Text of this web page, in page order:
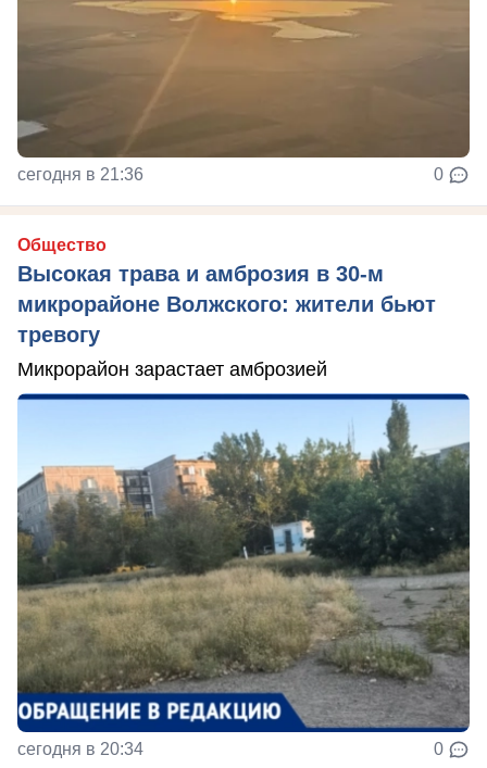
сегодня в 21:36 0
Общество
Высокая трава и амброзия в 30‑м
микрорайоне Волжского: жители бьют
тревогу
Микрорайон зарастает амброзией
сегодня в 20:34 0